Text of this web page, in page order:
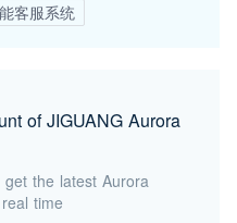
客服系统
of JIGUANG Aurora
the latest Aurora
time